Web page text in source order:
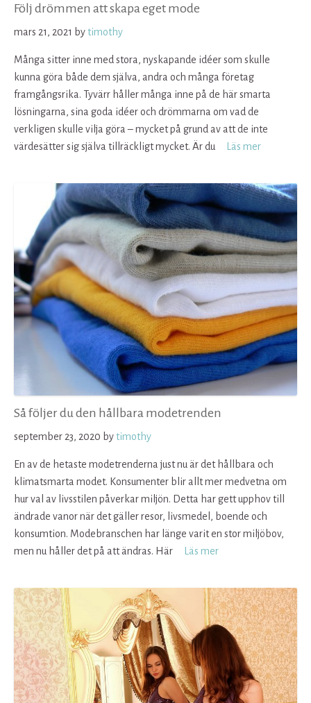
Följ drömmen att skapa eget mode
mars 21, 2021 bytimothy
Många sitter inne med stora, nyskapande idéer som skulle
kunna göra både dem själva, andra och många företag
framgångsrika. Tyvärr håller många inne på de här smarta
lösningarna, sina goda idéer och drömmarna om vad de
verkligen skulle vilja göra – mycket på grund av att de inte
värdesätter sig själva tillräckligt mycket. Är du
Läs mer
Så följer du den hållbara modetrenden
september 23, 2020 bytimothy
En av de hetaste modetrenderna just nu är det hållbara och
klimatsmarta modet. Konsumenter blir allt mer medvetna om
hur val av livsstilen påverkar miljön. Detta har gett upphov till
ändrade vanor när det gäller resor, livsmedel, boende och
konsumtion. Modebranschen har länge varit en stor miljöbov,
men nu håller det på att ändras. Här
Läs mer